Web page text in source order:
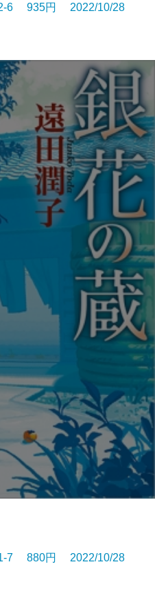
6 935円 2022/10/28
7 880円 2022/10/28